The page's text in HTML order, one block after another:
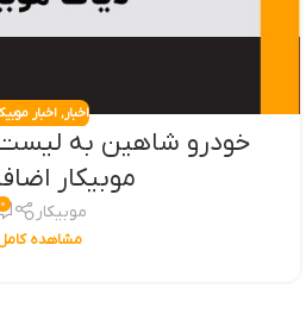
اخبار,اخبار
خودرو شاهین به
موبیکار
موبیکار ۰
مشاهده